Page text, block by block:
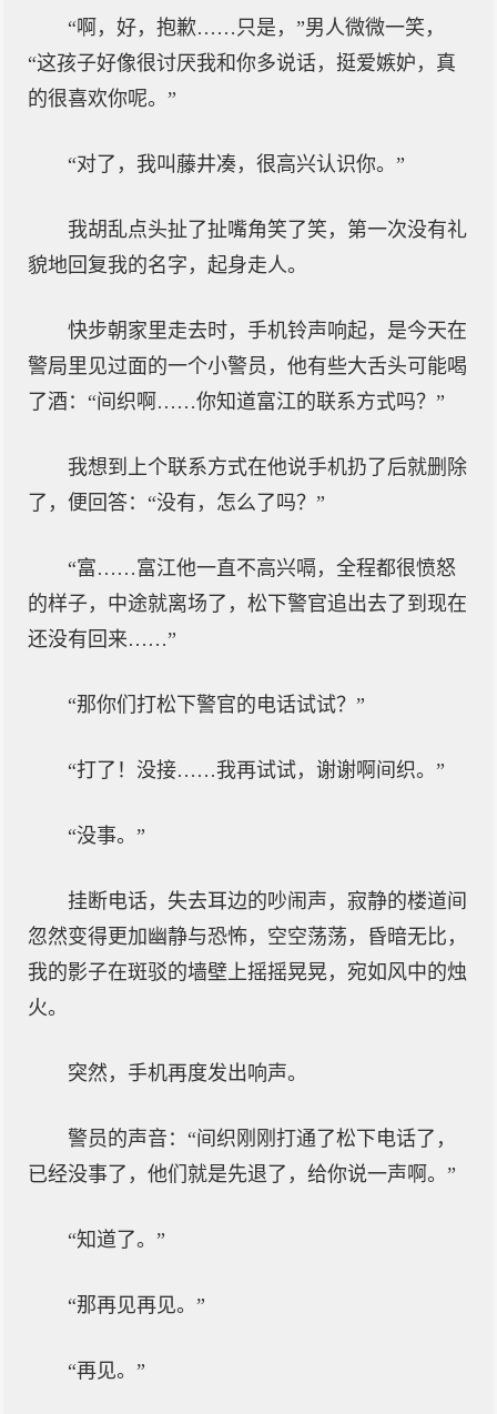
“啊，好，抱歉……只是，”男人微微一笑，
“这孩子好像很讨厌我和你多说话，挺爱嫉妒，真
的很喜欢你呢。”
“对了，我叫藤井凑，很高兴认识你。”
我胡乱点头扯了扯嘴角笑了笑，第一次没有礼
貌地回复我的名字，起身走人。
快步朝家里走去时，手机铃声响起，是今天在
警局里见过面的一个小警员，他有些大舌头可能喝
了酒：“间织啊……你知道富江的联系方式吗？”
我想到上个联系方式在他说手机扔了后就删除
了，便回答：“没有，怎么了吗？”
“富……富江他一直不高兴嗝，全程都很愤怒
的样子，中途就离场了，松下警官追出去了到现在
还没有回来……”
“那你们打松下警官的电话试试？”
“打了！没接……我再试试，谢谢啊间织。”
“没事。”
挂断电话，失去耳边的吵闹声，寂静的楼道间
忽然变得更加幽静与恐怖，空空荡荡，昏暗无比，
我的影子在斑驳的墙壁上摇摇晃晃，宛如风中的烛
火。
突然，手机再度发出响声。
警员的声音：“间织刚刚打通了松下电话了，
已经没事了，他们就是先退了，给你说一声啊。”
“知道了。”
“那再见再见。”
“再见。”